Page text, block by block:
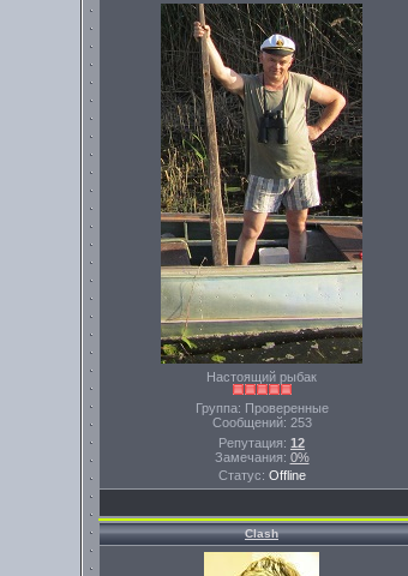
Настоящий рыбак
Группа: Проверенные
Сообщений: 253
Репутация: 12
Замечания: 0%
Статус: Offline
Clash